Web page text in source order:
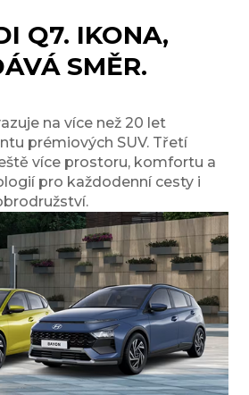
Q7. IKONA,
SMĚR.
na více než 20 let
prémiových SUV. Třetí
více prostoru, komfortu a
pro každodenní cesty i